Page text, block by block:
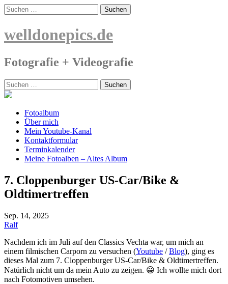
Skip
to
Suchen
nach:
welldonepics.de
Fotografie + Videografie
Suchen
nach:
Fotoalbum
Über mich
Mein Youtube-Kanal
Kontaktformular
Terminkalender
Meine Fotoalben – Altes Album
7. Cloppenburger US-Car/Bike &
Oldtimertreffen
Sep. 14, 2025
Ralf
Nachdem ich im Juli auf den Classics Vechta war, um mich an
einem filmischen Carporn zu versuchen (Youtube /Blog), ging es
dieses Mal zum 7. Cloppenburger US-Car/Bike & Oldtimertreffen.
Natürlich nicht um da mein Auto zu zeigen. 😀 Ich wollte mich dort
nach Fotomotiven umsehen.